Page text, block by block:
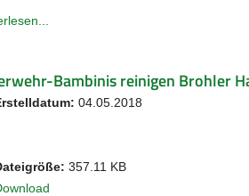
Bambinis reinigen Brohler
04.05.2018
357.11 KB